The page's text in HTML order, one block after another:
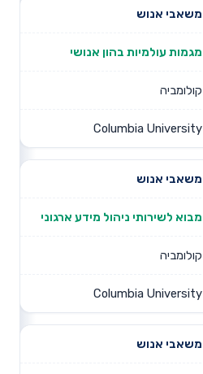
משאבי אנוש
מגמות עולמיות בהון אנושי
קולומביה
Columbia University
משאבי אנוש
מבוא לשירותי ניהול מידע ארגוני
קולומביה
Columbia University
משאבי אנוש